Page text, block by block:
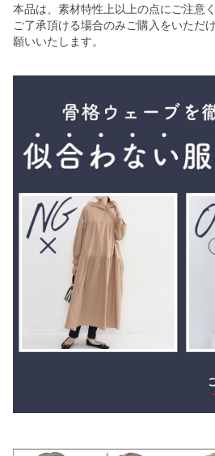
本品は、素材特性上以上の点にご注意く
ご了承頂ける場合のみご購入をいただ
願いいたします。